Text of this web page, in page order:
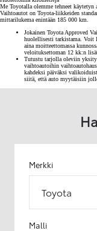
Me Toyotalla olemme tehneet
Vaihtoautot on Toyota-liikkeiden
mittarilukema enintään 185 000 km.
Jokainen Toyota Approved
huolellisesti tarkistama. Voit
aina moitteettomassa
veloituksettoman 12 kk:n
Tutustu tarjolla oleviin
vaihtoautoihin
kahdeksi päiväksi
siitä, että auto myytäisiin
Merkki
Toyota
Malli